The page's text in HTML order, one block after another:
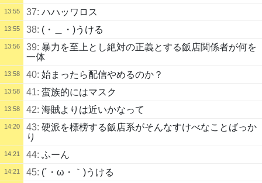
13:55 37: ハハッワロス
13:55 38: (・＿・)うける
13:56 39: 暴力を至上とし絶対の正義とする飯店関係者が何を
一体
13:58 40: 始まったら配信やめるのか？
13:58 41: 蛮族的にはマスク
13:58 42: 海賊よりは近いかなって
14:20 43: 硬派を標榜する飯店系がそんなすけべなことばっか
り
14:21 44: ふーん
14:21 45: (´・ω・｀)うける